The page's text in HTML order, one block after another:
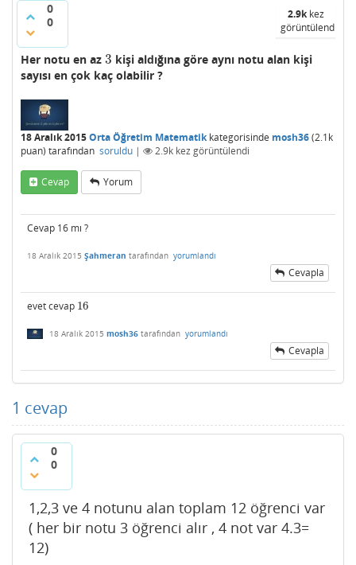
0
0
2.9kkez
görüntülendi
Her notu en az 3
3 kişi aldığına göre aynı notu alan kişi
sayısı en çok kaç olabilir ?
18 Aralık 2015Orta Öğretim Matematikkategorisinde mosh36(2.1k
puan) tarafından soruldu | 2.9k kez görüntülendi
Cevap Yorum
Cevap 16 mı ?
18 Aralık 2015 Şahmeran tarafından yorumlandı
Cevapla
evet cevap 16
16
18 Aralık 2015 mosh36 tarafından yorumlandı
Cevapla
1 cevap
0
0
1,2,3 ve 4 notunu alan toplam 12 öğrenci var
( her bir notu 3 öğrenci alır , 4 not var 4.3=
12)